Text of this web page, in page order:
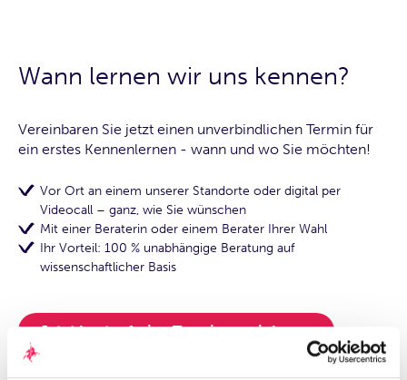
Wann lernen wir uns kennen?
Vereinbaren Sie jetzt einen unverbindlichen Termin für
ein erstes Kennenlernen - wann und wo Sie möchten!
Vor Ort an einem unserer Standorte oder digital per
Videocall – ganz, wie Sie wünschen
Mit einer Beraterin oder einem Berater Ihrer Wahl
Ihr Vorteil: 100 % unabhängige Beratung auf
wissenschaftlicher Basis
Jetzt kostenfreien Termin vereinbaren